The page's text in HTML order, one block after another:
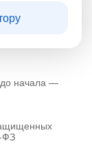
до начала —
ФЗ